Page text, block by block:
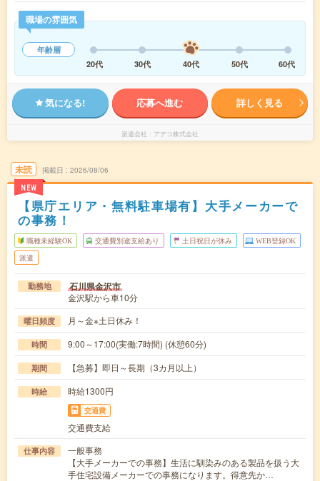
職場の雰囲気
年齢層
20代
30代 40代 50代 60代
気になる! 応募へ進む 詳しく見る
派遣会社 アデコ株式会社
未読
NEW
掲載日 2026/08/06
【県庁エリア・無料駐車場有】大手メーカーで
の事務！
職種未経験OK 交通費別途支給あり 土日祝日が休み WEB登録OK
派遣
勤務地 石川県金沢市
金沢駅から車10分
曜日頻度 月～金※土日休み！
時間 9:00～17:00(実働:7時間) (休憩60分)
期間 【急募】即日～長期（3カ月以上）
時給 時給1300円
交通費
交通費支給
仕事内容
一般事務
【大手メーカーでの事務】生活に馴染みのある製品を扱う大
手住宅設備メーカーでの事務になります。得意先か…